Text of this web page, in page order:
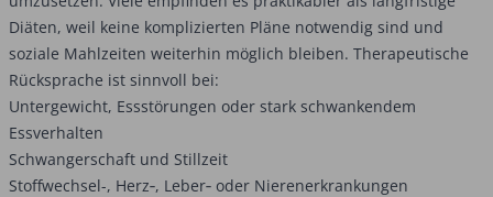
Diäten, weil keine komplizierten Pläne notwendig sind und
soziale Mahlzeiten weiterhin möglich bleiben. Therapeutische
Rücksprache ist sinnvoll bei:
Untergewicht, Essstörungen oder stark schwankendem
Essverhalten
Schwangerschaft und Stillzeit
Stoffwechsel-, Herz‑, Leber‑ oder Nierenerkrankungen